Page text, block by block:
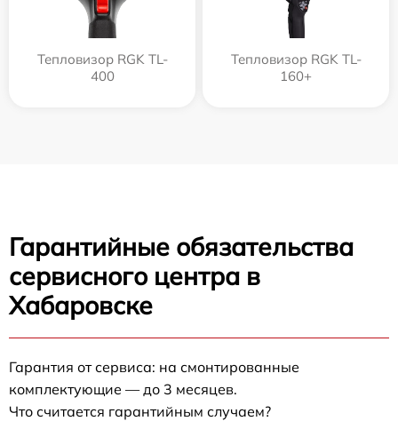
Тепловизор RGK TL-
400
Тепловизор RGK TL-
160+
Гарантийные обязательства
сервисного центра в
Хабаровске
Гарантия от сервиса: на смонтированные
комплектующие — до 3 месяцев.
Что считается гарантийным случаем?